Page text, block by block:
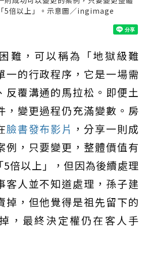
5倍以上」。示意圖／ingimage
難，可以稱為「地獄級難
一的行政程序，它是一場需
反覆溝通的馬拉松。即便土
，變更過程仍充滿變數。房
臉書發布影片 ，分享一則成
例，只要變更，整體價值有
倍以上」，但因為後續處理
客人並不知道處理，孫子建
掉，但他覺得是祖先留下的
，最終決定權仍在客人手